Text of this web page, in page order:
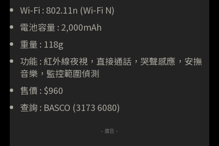
Wi-Fi : 802.11n (Wi-Fi N)
電池容量 : 2,000mAh
重量 : 118g
功能 : 紅外線夜視，直接通話，哭聲感應，安撫
音樂，監控範圍偵測
售價 : $960
查詢 : BASCO (3173 6080)
- 廣告 -